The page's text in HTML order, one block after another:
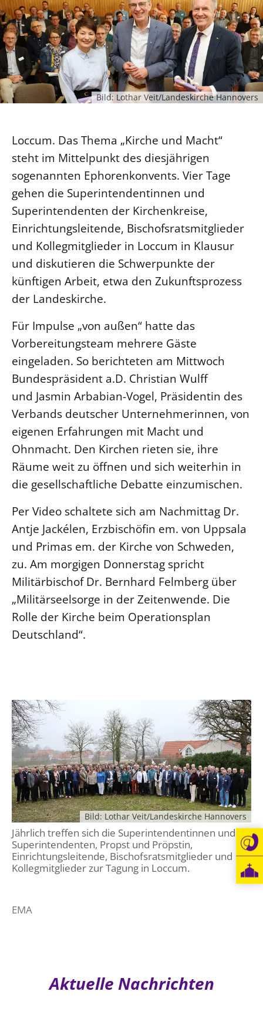
Bild: Lothar Veit/Landeskirche Hannovers
Loccum. Das Thema „Kirche und Macht“
steht im Mittelpunkt des diesjährigen
sogenannten Ephorenkonvents. Vier Tage
gehen die Superintendentinnen und
Superintendenten der Kirchenkreise,
Einrichtungsleitende, Bischofsratsmitglieder
und Kollegmitglieder in Loccum in Klausur
und diskutieren die Schwerpunkte der
künftigen Arbeit, etwa den Zukunftsprozess
der Landeskirche.
Für Impulse „von außen“ hatte das
Vorbereitungsteam mehrere Gäste
eingeladen. So berichteten am Mittwoch
Bundespräsident a.D. Christian Wulff
und Jasmin Arbabian-Vogel, Präsidentin des
Verbands deutscher Unternehmerinnen, von
eigenen Erfahrungen mit Macht und
Ohnmacht. Den Kirchen rieten sie, ihre
Räume weit zu öffnen und sich weiterhin in
die gesellschaftliche Debatte einzumischen.
Per Video schaltete sich am Nachmittag Dr.
Antje Jackélen, Erzbischöfin em. von Uppsala
und Primas em. der Kirche von Schweden,
zu. Am morgigen Donnerstag spricht
Militärbischof Dr. Bernhard Felmberg über
„Militärseelsorge in der Zeitenwende. Die
Rolle der Kirche beim Operationsplan
Deutschland“.
Bild: Lothar Veit/Landeskirche Hannovers
Jährlich treffen sich die Superintendentinnen und
Superintendenten, Propst und Pröpstin,
Einrichtungsleitende, Bischofsratsmitglieder und
Kollegmitglieder zur Tagung in Loccum.
EMA
Aktuelle Nachrichten
Kirche und Finanzen
Personalausschuss
LANDESKIRCHENAMT
Willkommen
Kollegium
Rechnungsprüfungsamt
Fachstelle Sexualisierte Gewalt
Beschwerdestellen
Kirchenämter
Gleichstellung
Datenschutz
Geschäftsstelle Landessynode
LANDESSYNODE
27. Landessynode
Kontakt
Hintergrund
MITARBEIT
Ehrenamt
Beruf
Freie Stellen
SERVICE
Älterwerden im Pfarrberuf
Beteiligungsverfahren
Beschwerdestellen
Ephoralbüro
Finanzplanung
Fundraising
IT-Service
Corporate Design
Kirchliches Amtsblatt
Kirchliche Verwaltung
Klimaschutzgesetz
Kunstreferat
NKVK
Öffentlichkeitsarbeit
Personalausschuss
Projektmanagement
Recht
Evangelische Kirche
Lutherische Kirche
Glaubensbekenntnis
Positionen
Ökumene
Gegen Gewalt
KLIMASCHUTZ
Nachhaltigkeit
Erneuerbare Energien
Mobilität
Gebäude
Impressum
Datenschutz
Kontakt
Barrierefreiheit
Presse
Freie Stellen
Suche